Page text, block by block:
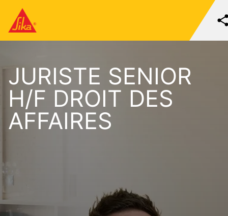
JURISTE SENIOR
H/F DROIT DES
AFFAIRES